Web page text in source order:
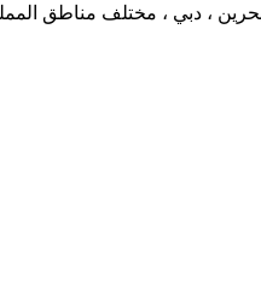
، دبي ، مختلف مناطق